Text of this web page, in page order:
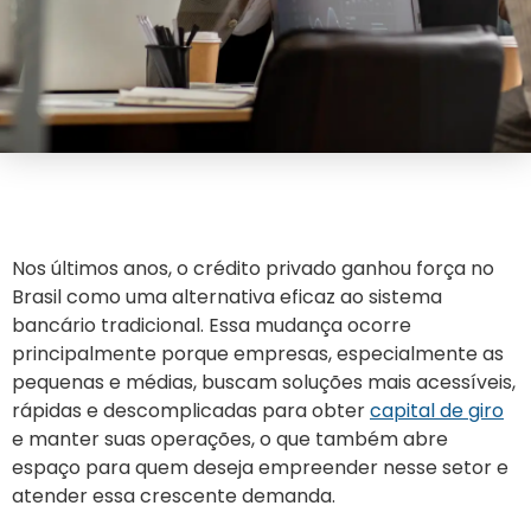
Nos últimos anos, o crédito privado ganhou força no
Brasil como uma alternativa eficaz ao sistema
bancário tradicional. Essa mudança ocorre
principalmente porque empresas, especialmente as
pequenas e médias, buscam soluções mais acessíveis,
rápidas e descomplicadas para obtercapital de giro
e manter suas operações, o que também abre
espaço para quem deseja empreender nesse setor e
atender essa crescente demanda.